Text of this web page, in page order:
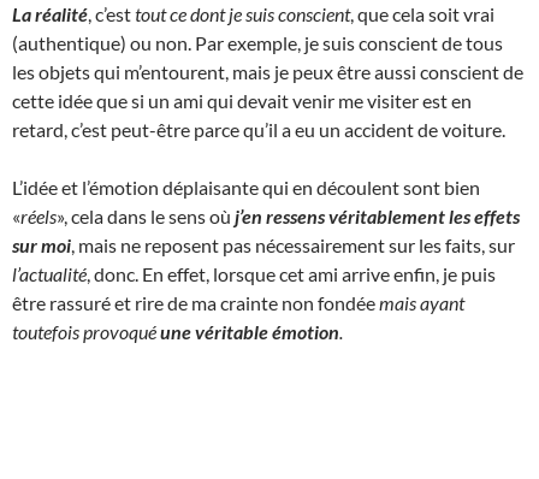
La réalité , c’esttout ce dont je suis conscient, que cela soit vrai
(authentique) ou non. Par exemple, je suis conscient de tous
les objets qui m’entourent, mais je peux être aussi conscient de
cette idée que si un ami qui devait venir me visiter est en
retard, c’est peut-être parce qu’il a eu un accident de voiture.
L’idée et l’émotion déplaisante qui en découlent sont bien
«réels», cela dans le sens où j’en ressens véritablement les effets
sur moi , mais ne reposent pas nécessairement sur les faits, sur
l’actualité , donc. En effet, lorsque cet ami arrive enfin, je puis
être rassuré et rire de ma crainte non fondéemais ayant
toutefois provoquéunevéritableémotion